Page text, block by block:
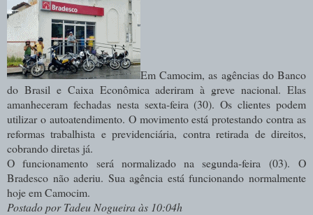
Em Camocim, as agências do Banco
do Brasil e Caixa Econômica aderiram à greve nacional. Elas
amanheceram fechadas nesta sexta-feira (30). Os clientes podem
utilizar o autoatendimento. O movimento está protestando contra as
reformas trabalhista e previdenciária, contra retirada de direitos,
cobrando diretas já.
O funcionamento será normalizado na segunda-feira (03). O
Bradesco não aderiu. Sua agência está funcionando normalmente
hoje em Camocim.
Postado por Tadeu Nogueira às 10:04h